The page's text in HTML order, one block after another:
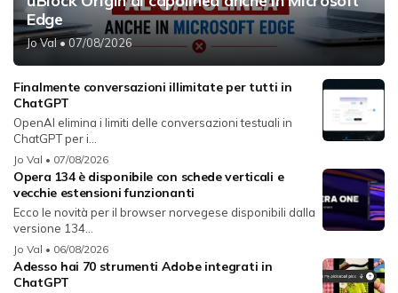
Edge
Jo Val• 07/08/2026
Finalmente conversazioni illimitate per tutti in
ChatGPT
OpenAI elimina i limiti delle conversazioni testuali in
ChatGPT per i...
Jo Val • 07/08/2026
Opera 134 è disponibile con schede verticali e
vecchie estensioni funzionanti
Ecco le novità per il browser norvegese disponibili dalla
versione 134...
Jo Val • 06/08/2026
Adesso hai 70 strumenti Adobe integrati in
ChatGPT